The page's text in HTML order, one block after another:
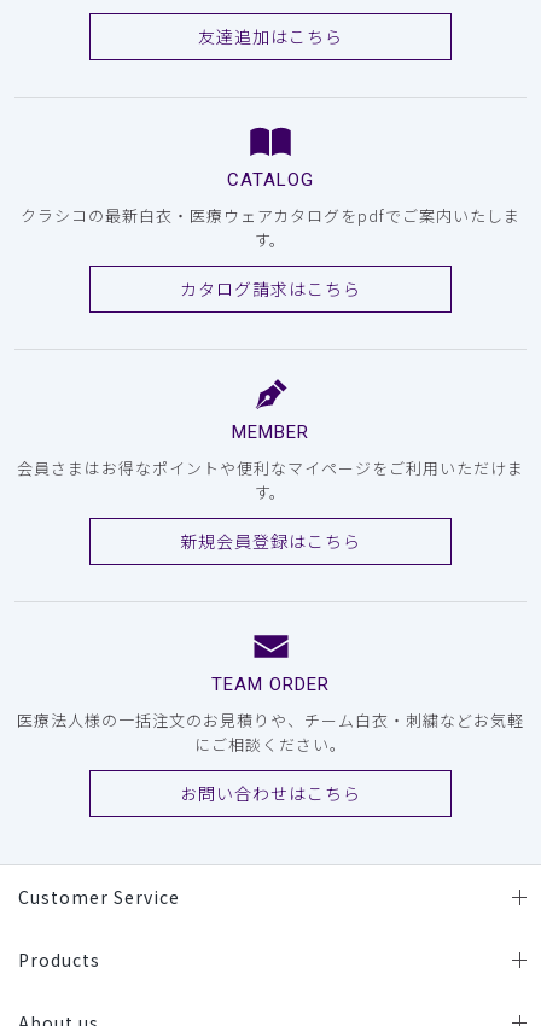
友達追加はこちら
CATALOG
クラシコの最新白衣・医療ウェアカタログをpdfでご案内いたしま
す。
カタログ請求はこちら
MEMBER
会員さまはお得なポイントや便利なマイページをご利用いただけま
す。
新規会員登録はこちら
TEAM ORDER
医療法人様の一括注文のお見積りや、チーム白衣・刺繍などお気軽
にご相談ください。
お問い合わせはこちら
Customer Service
Products